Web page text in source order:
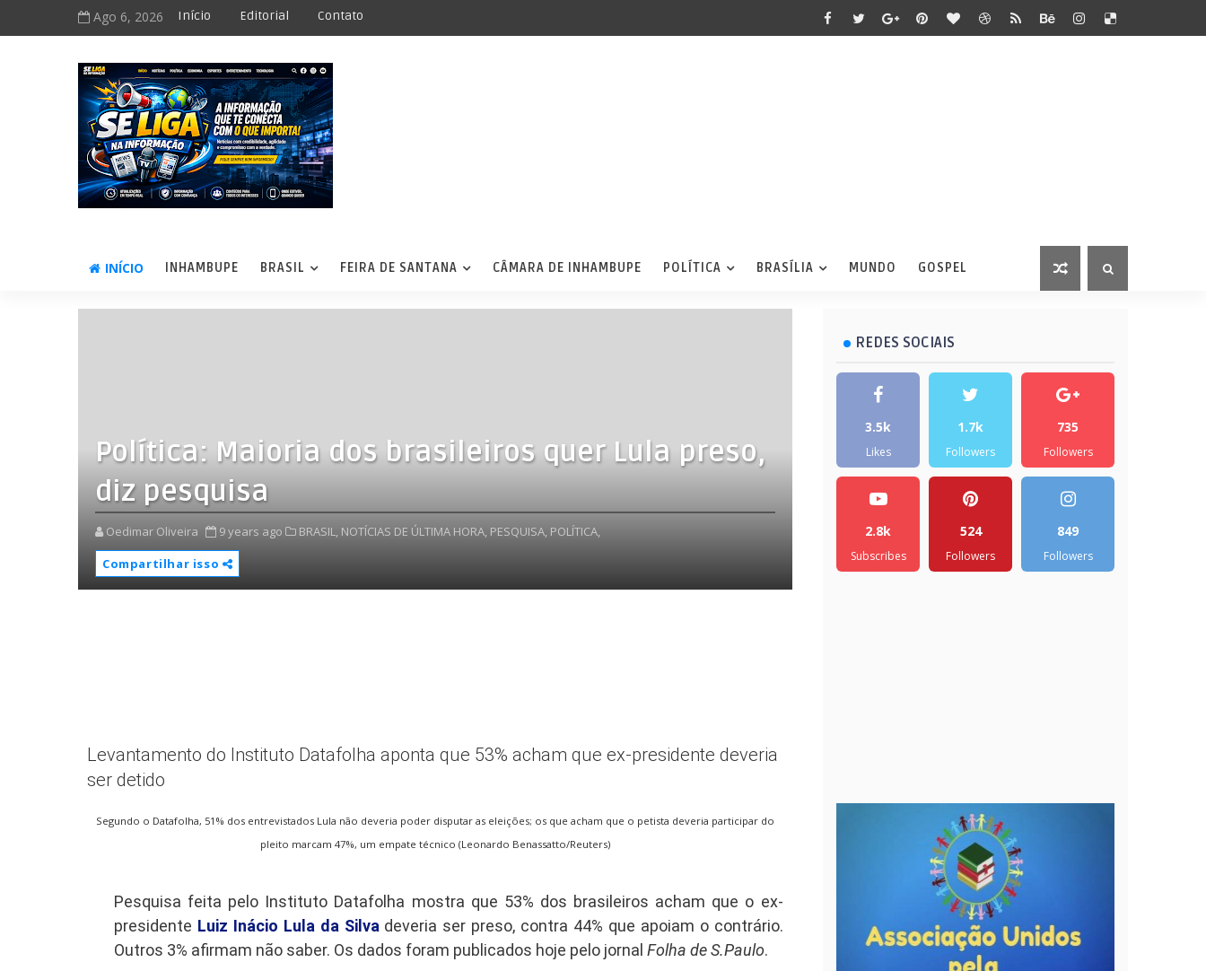
Ago 6, 2026 Início Editorial Contato
INÍCIO INHAMBUPE BRASIL FEIRA DE SANTANA CÂMARA DE INHAMBUPE POLÍTICA BRASÍLIA MUNDO GOSPEL
Política: Maioria dos brasileiros quer Lula preso,
diz pesquisa
Oedimar Oliveira 9 years ago BRASIL, NOTÍCIAS DE ÚLTIMA HORA, PESQUISA, POLÍTICA,
Compartilhar isso
Levantamento do Instituto Datafolha aponta que 53% acham que ex-presidente deveria
ser detido
Segundo o Datafolha, 51% dos entrevistados Lula não deveria poder disputar as eleições; os que acham que o petista deveria participar do
pleito marcam 47%, um empate técnico (Leonardo Benassatto/Reuters)
Pesquisa feita pelo Instituto Datafolha mostra que 53% dos brasileiros acham que o ex-
presidente Luiz Inácio Lula da Silva deveria ser preso, contra 44% que apoiam o contrário.
Outros 3% afirmam não saber. Os dados foram publicados hoje pelo jornal Folha de S.Paulo.
REDES SOCIAIS
3.5k
Likes
1.7k
Followers
735
Followers
2.8k
Subscribes
524
Followers
849
Followers